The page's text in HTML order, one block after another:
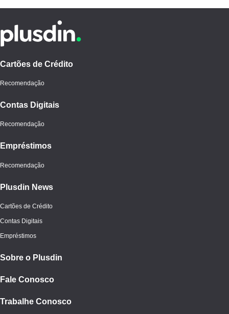
Cartões de Crédito
Recomendação
Contas Digitais
Recomendação
Empréstimos
Recomendação
Plusdin News
Cartões de Crédito
Contas Digitais
Empréstimos
Sobre o Plusdin
Fale Conosco
Trabalhe Conosco